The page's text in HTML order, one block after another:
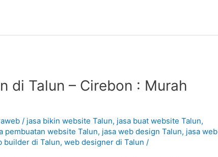
di Talun – Cirebon : Murah
/ jasa bikin website Talun, jasa buat website Talun,
pembuatan website Talun, jasa web design Talun, jasa web
builder di Talun,web designer di Talun /